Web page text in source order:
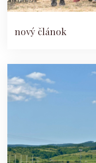
nový článok